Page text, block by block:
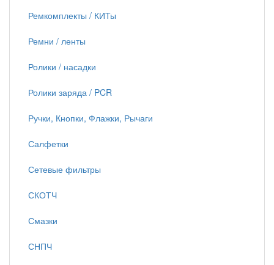
Ремкомплекты / КИТы
Ремни / ленты
Ролики / насадки
Ролики заряда / PCR
Ручки, Кнопки, Флажки, Рычаги
Салфетки
Сетевые фильтры
СКОТЧ
Смазки
СНПЧ